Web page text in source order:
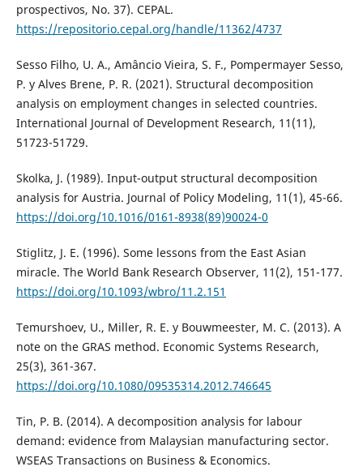
prospectivos, No. 37). CEPAL.
https://repositorio.cepal.org/handle/11362/4737
Sesso Filho, U. A., Amâncio Vieira, S. F., Pompermayer Sesso,
P. y Alves Brene, P. R. (2021). Structural decomposition
analysis on employment changes in selected countries.
International Journal of Development Research, 11(11),
51723-51729.
Skolka, J. (1989). Input-output structural decomposition
analysis for Austria. Journal of Policy Modeling, 11(1), 45-66.
https://doi.org/10.1016/0161-8938(89)90024-0
Stiglitz, J. E. (1996). Some lessons from the East Asian
miracle. The World Bank Research Observer, 11(2), 151-177.
https://doi.org/10.1093/wbro/11.2.151
Temurshoev, U., Miller, R. E. y Bouwmeester, M. C. (2013). A
note on the GRAS method. Economic Systems Research,
25(3), 361-367.
https://doi.org/10.1080/09535314.2012.746645
Tin, P. B. (2014). A decomposition analysis for labour
demand: evidence from Malaysian manufacturing sector.
WSEAS Transactions on Business & Economics.